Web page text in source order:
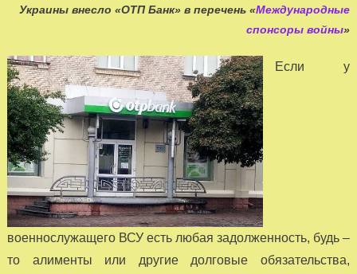
Украины внесло «ОТП Банк» в перечень «Международные
спонсоры войны»
Если у
военнослужащего ВСУ есть любая задолженность, будь –
то алименты или другие долговые обязательства,